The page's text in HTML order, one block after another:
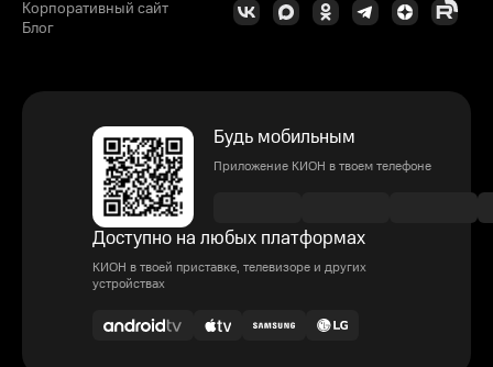
Корпоративный сайт
Блог
Будь мобильным
Приложение КИОН в твоем телефоне
Доступно на любых платформах
КИОН в твоей приставке, телевизоре и других
устройствах